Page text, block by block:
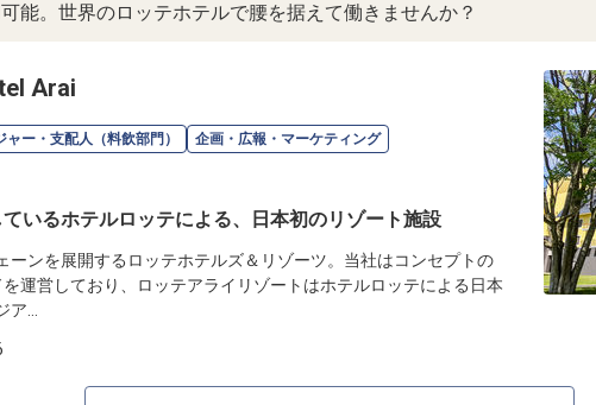
能。世界のロッテホテルで腰を据えて働きませんか？
Arai
ャー・支配人（料飲部門）
企画・広報・マーケティング
いるホテルロッテによる、日本初のリゾート施設
ーンを展開するロッテホテルズ＆リゾーツ。当社はコンセプトの
運営しており、ロッテアライリゾートはホテルロッテによる日本
ア…